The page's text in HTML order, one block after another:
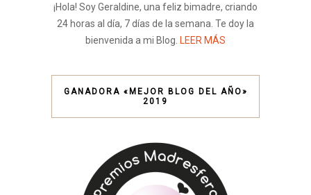
¡Hola! Soy Geraldine, una feliz bimadre, criando
24 horas al día, 7 días de la semana. Te doy la
bienvenida a mi Blog. LEER MÁS
GANADORA «MEJOR BLOG DEL AÑO»
2019